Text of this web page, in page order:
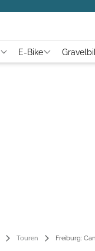
E-Bike
Touren Freiburg: